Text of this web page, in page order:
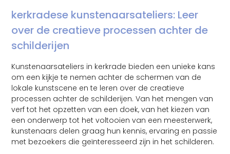
kerkradese kunstenaarsateliers: Leer
over de creatieve processen achter de
schilderijen
Kunstenaarsateliers in kerkrade bieden een unieke kans
om een kijkje te nemen achter de schermen van de
lokale kunstscene en te leren over de creatieve
processen achter de schilderijen. Van het mengen van
verf tot het opzetten van een doek, van het kiezen van
een onderwerp tot het voltooien van een meesterwerk,
kunstenaars delen graag hun kennis, ervaring en passie
met bezoekers die geïnteresseerd zijn in het schilderen.